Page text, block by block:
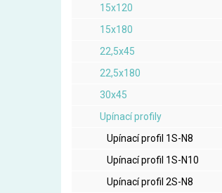
15x120
15x180
22,5x45
22,5x180
30x45
Upínací profily
Upínací profil 1S-N8
Upínací profil 1S-N10
Upínací profil 2S-N8